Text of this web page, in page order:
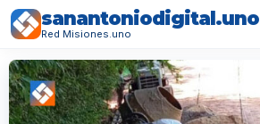
sanantoniodigital.uno
Red Misiones.uno